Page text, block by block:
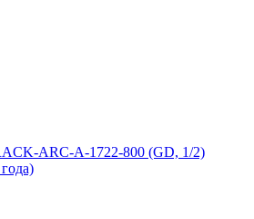
ARC-A-1722-800 (GD, 1/2)